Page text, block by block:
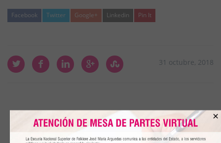
Facebook Twitter Google+ Linkedin Pin It
31 octubre, 2018
×